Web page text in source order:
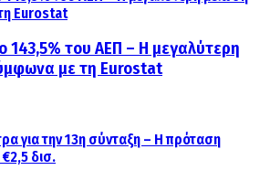
143,5% του ΑΕΠ – Η μεγαλύτερη
με τη Eurostat